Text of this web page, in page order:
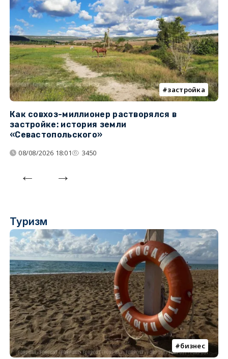
застройка
Как совхоз-миллионер растворялся в
застройке: история земли
«Севастопольского»
08/08/2026 18:01 3450
Туризм
бизнес